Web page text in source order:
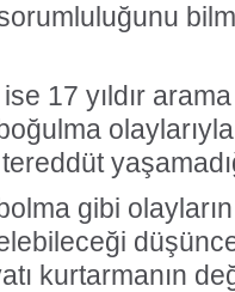
17 yıldır
gibi
kurtarmanın